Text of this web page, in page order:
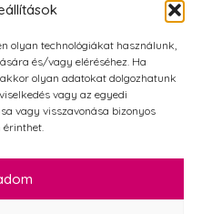
olyan technológiákat használunk,
és/vagy eléréséhez. Ha
olyan adatokat dolgozhatunk
vagy az egyedi
vagy visszavonása bizonyos